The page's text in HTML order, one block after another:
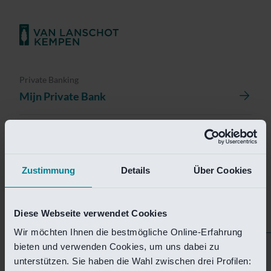
Zustimmung Details Über Cookies
Diese Webseite verwendet Cookies
Wir möchten Ihnen die bestmögliche Online-Erfahrung
bieten und verwenden Cookies, um uns dabei zu
unterstützen. Sie haben die Wahl zwischen drei Profilen:
Private Banking
Mijn Private Bank
Helaas is deze pagina